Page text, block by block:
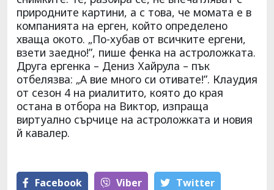
природните картини, а с това, че момата е в
компанията на ерген, който определено
хваща окото. „По-хубав от всичките ергени,
взети заедно!”, пише фенка на астроложката.
Друга ергенка – Дениз Хайрула – пък
отбелязва: „А вие много си отивате!”. Клаудия
от сезон 4 на риалитито, която до края
остана в отбора на Виктор, изпраща
виртуално сърчице на астроложката и новия
й кавалер.
Facebook Viber Тwitter